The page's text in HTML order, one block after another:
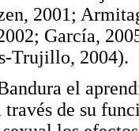
2001;
García,
Trujillo, 2004).
el
de su